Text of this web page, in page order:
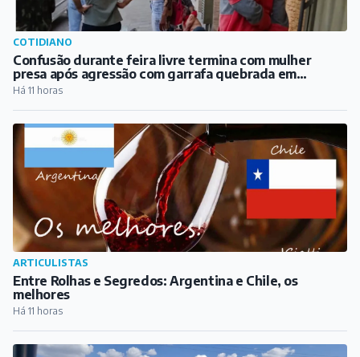
COTIDIANO
Confusão durante feira livre termina com mulher
presa após agressão com garrafa quebrada em
Barbacena
Há 11 horas
ARTICULISTAS
Entre Rolhas e Segredos: Argentina e Chile, os
melhores
Há 11 horas